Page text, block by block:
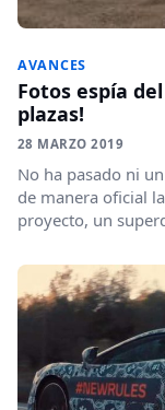
AVANCES
Fotos espía
plazas!
28 MARZO 2019
No ha pasado ni
de manera oficial
proyecto, un